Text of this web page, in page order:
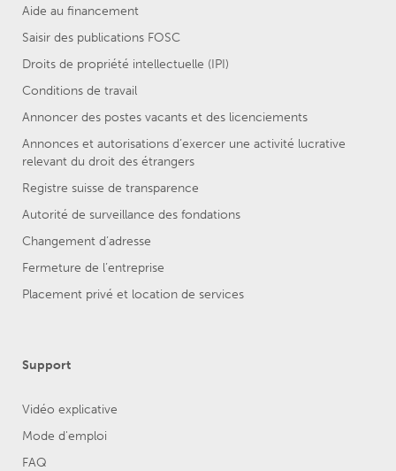
Aide au financement
Saisir des publications FOSC
Droits de propriété intellectuelle (IPI)
Conditions de travail
Annoncer des postes vacants et des licenciements
Annonces et autorisations d’exercer une activité lucrative
relevant du droit des étrangers
Registre suisse de transparence
Autorité de surveillance des fondations
Changement d’adresse
Fermeture de l’entreprise
Placement privé et location de services
Support
Vidéo explicative
Mode d'emploi
FAQ